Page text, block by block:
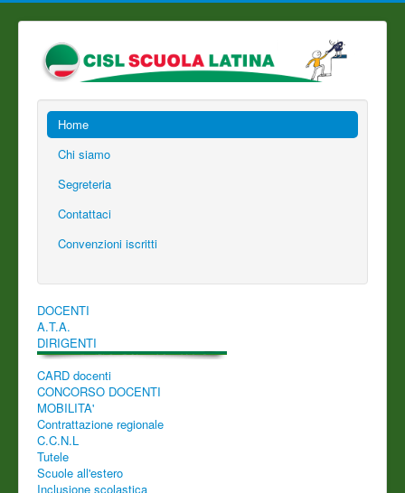
Home
Chi siamo
Segreteria
Contattaci
Convenzioni iscritti
DOCENTI
A.T.A.
DIRIGENTI
CARD docenti
CONCORSO DOCENTI
MOBILITA'
Contrattazione regionale
C.C.N.L
Tutele
Scuole all'estero
Inclusione scolastica